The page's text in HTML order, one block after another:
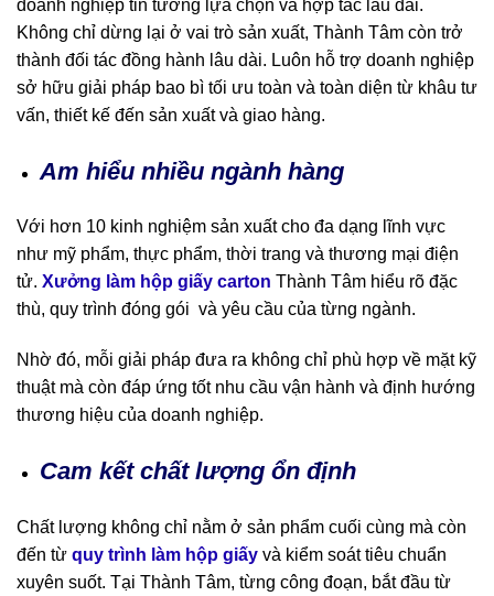
doanh nghiệp tin tưởng lựa chọn và hợp tác lâu dài.
Không chỉ dừng lại ở vai trò sản xuất, Thành Tâm còn trở
thành đối tác đồng hành lâu dài. Luôn hỗ trợ doanh nghiệp
sở hữu giải pháp bao bì tối ưu toàn và toàn diện từ khâu tư
vấn, thiết kế đến sản xuất và giao hàng.
Am hiểu nhiều ngành hàng
Với hơn 10 kinh nghiệm sản xuất cho đa dạng lĩnh vực
như mỹ phẩm, thực phẩm, thời trang và thương mại điện
tử. Xưởng làm hộp giấy carton Thành Tâm hiểu rõ đặc
thù, quy trình đóng gói và yêu cầu của từng ngành.
Nhờ đó, mỗi giải pháp đưa ra không chỉ phù hợp về mặt kỹ
thuật mà còn đáp ứng tốt nhu cầu vận hành và định hướng
thương hiệu của doanh nghiệp.
Cam kết chất lượng ổn định
Chất lượng không chỉ nằm ở sản phẩm cuối cùng mà còn
đến từ quy trình làm hộp giấy và kiểm soát tiêu chuẩn
xuyên suốt. Tại Thành Tâm, từng công đoạn, bắt đầu từ